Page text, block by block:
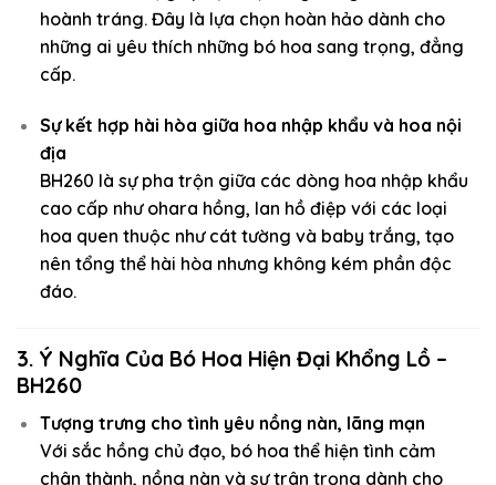
hoành tráng. Đây là lựa chọn hoàn hảo dành cho
những ai yêu thích những bó hoa sang trọng, đẳng
cấp.
Sự kết hợp hài hòa giữa hoa nhập khẩu và hoa nội
địa
BH260 là sự pha trộn giữa các dòng hoa nhập khẩu
cao cấp như ohara hồng, lan hồ điệp với các loại
hoa quen thuộc như cát tường và baby trắng, tạo
nên tổng thể hài hòa nhưng không kém phần độc
đáo.
3. Ý Nghĩa Của Bó Hoa Hiện Đại Khổng Lồ –
BH260
Tượng trưng cho tình yêu nồng nàn, lãng mạn
Với sắc hồng chủ đạo, bó hoa thể hiện tình cảm
chân thành, nồng nàn và sự trân trọng dành cho